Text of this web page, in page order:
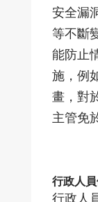
安全漏
等不斷
能防止
施，例
畫，對
主管免
行政人
行政人